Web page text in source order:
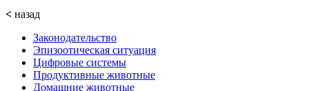
< назад
Законодательство
Эпизоотическая ситуация
Цифровые системы
Продуктивные животные
Домашние животные